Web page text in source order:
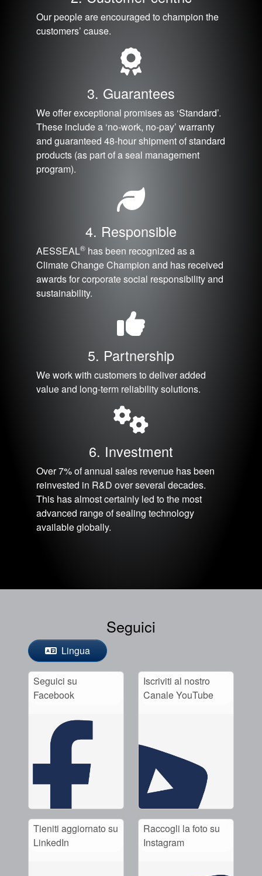
Our people are encouraged to champion the
customers’ cause.
3. Guarantees
We offer exceptional promises as ‘Standard’.
These include a ‘no-work, no-pay’ warranty
and guaranteed 48-hour shipment of standard
products (as part of a seal management
program).
4. Responsible
AESSEAL® has been recognized as a
Climate Change Champion and has received
awards for corporate social responsibility and
sustainability.
5. Partnership
We work with customers to deliver added
value and long-term reliability solutions.
6. Investment
Over 7% of annual sales revenue has been
reinvested in R&D over several decades.
This has almost certainly led to the most
advanced range of sealing technology
available globally.
Seguici
Lingua
Seguici su
Facebook
Iscriviti al nostro
Canale YouTube
Tieniti aggiornato su
LinkedIn
Raccogli la foto su
Instagram